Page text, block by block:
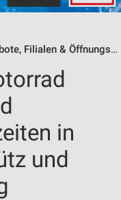
Filialen & Öffnungszeiten
in
und